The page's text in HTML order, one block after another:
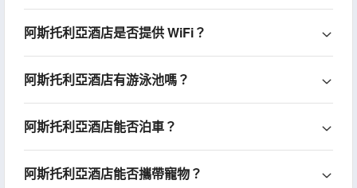
阿斯托利亞酒店是否提供 WiFi？
阿斯托利亞酒店有游泳池嗎？
阿斯托利亞酒店能否泊車？
阿斯托利亞酒店能否攜帶寵物？